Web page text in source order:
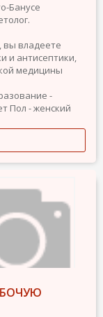
Банусе
вы владеете
и антисептики,
медицины
-
Пол - женский